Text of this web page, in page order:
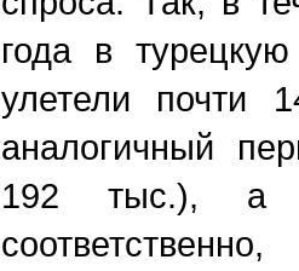
года в
улетели почти
аналогичный
192 тыс.), а